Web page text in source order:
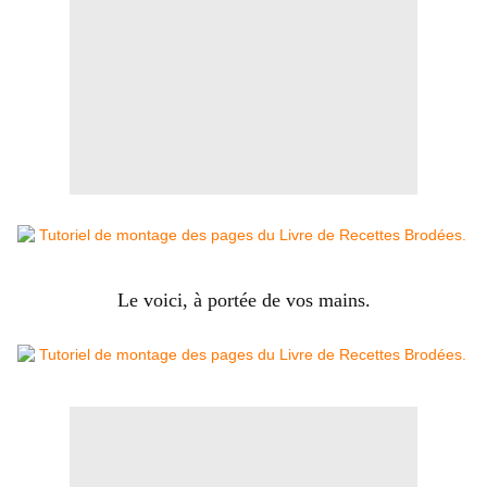
Le voici, à portée de vos mains.